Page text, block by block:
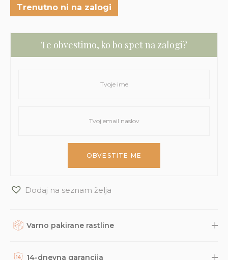
Trenutno ni na zalogi
Te obvestimo, ko bo spet na zalogi?
Dodaj na seznam želja
Varno pakirane rastline
zapakiramo v varno in trajnostno embalažo. Nato so naravnost
14-dnevna garancija